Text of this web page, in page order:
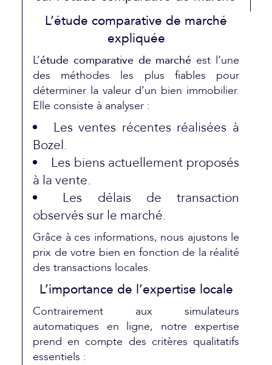
L’étude comparative de marché
expliquée
L’étude comparative de marché est l’une
des méthodes les plus fiables pour
déterminer la valeur d’un bien immobilier.
Elle consiste à analyser :
Les ventes récentes réalisées à
Bozel.
Les biens actuellement proposés
à la vente.
Les délais de transaction
observés sur le marché.
Grâce à ces informations, nous ajustons le
prix de votre bien en fonction de la réalité
des transactions locales.
L’importance de l’expertise locale
Contrairement aux simulateurs
automatiques en ligne, notre expertise
prend en compte des critères qualitatifs
essentiels :